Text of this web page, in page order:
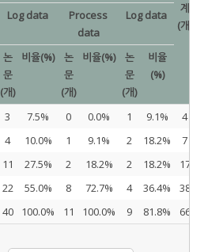
계
(개)
Log data
Process
data
Log data
논
문
(개)
비율(%)
논
문
(개)
비율(%)
논
문
(개)
비율
(%)
3 7.5% 0 0.0% 1 9.1%
4
4 10.0% 1 9.1% 2 18.2%
7
11 27.5% 2 18.2% 2 18.2%
17
22 55.0% 8 72.7% 4 36.4%
38
40 100.0% 11 100.0% 9 81.8% 66